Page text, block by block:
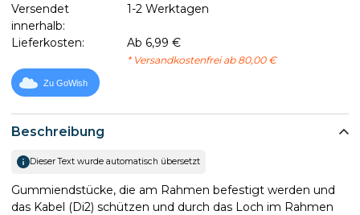
Beschreibung
Dieser Text wurde automatisch übersetzt
Gummiendstücke, die am Rahmen befestigt werden und
das Kabel (Di2) schützen und durch das Loch im Rahmen
Versendet
innerhalb:
1-2 Werktagen
Lieferkosten: Ab 6,99 €
* Versandkostenfrei ab 80,00 €
Zu GoWish